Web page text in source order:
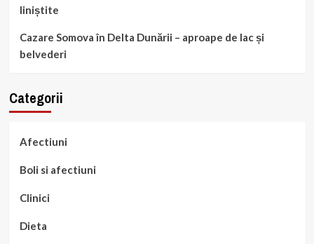
liniștite
Cazare Somova în Delta Dunării – aproape de lac și
belvederi
Categorii
Afectiuni
Boli si afectiuni
Clinici
Dieta